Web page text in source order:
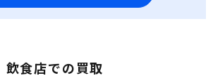
飲食店での買取